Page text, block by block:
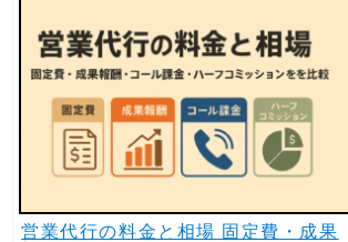
営業代行の料金と相場 固定費・成果